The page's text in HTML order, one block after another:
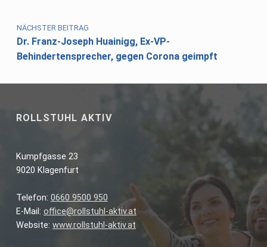
NÄCHSTER BEITRAG
Dr. Franz-Joseph Huainigg, Ex-VP-
Behindertensprecher, gegen Corona geimpft
ROLLSTUHL AKTIV
Kumpfgasse 23
9020 Klagenfurt
Telefon: 0660 9500 950
E-Mail: office@rollstuhl-aktiv.at
Website: www.rollstuhl-aktiv.at